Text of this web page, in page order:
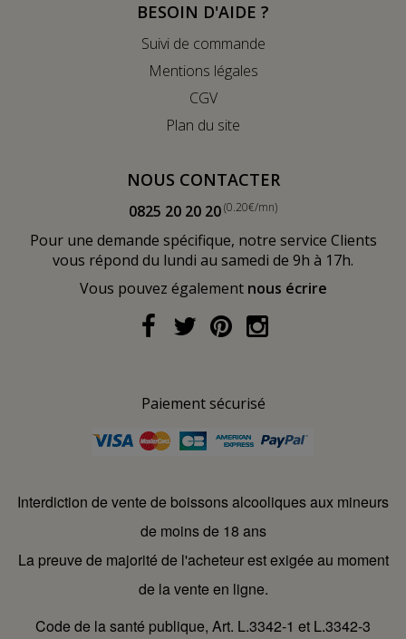
BESOIN D'AIDE ?
Suivi de commande
Mentions légales
CGV
Plan du site
NOUS CONTACTER
0825 20 20 20(0.20€/mn)
Pour une demande spécifique, notre service Clients
vous répond du lundi au samedi de 9h à 17h.
Vous pouvez également nous écrire
Paiement sécurisé
Interdiction de vente de boissons alcooliques aux mineurs
de moins de 18 ans
La preuve de majorité de l'acheteur est exigée au moment
de la vente en ligne.
Code de la santé publique, Art. L.3342-1 et L.3342-3